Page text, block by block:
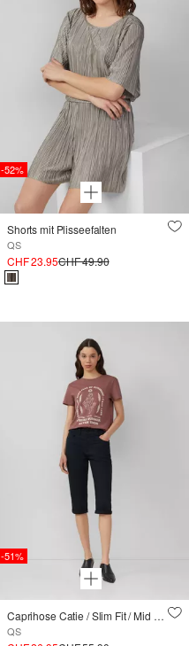
-52%
Shorts mit Plisseefalten
QS
CHF 23.95CHF 49.90
-51%
Caprihose Catie / Slim Fit / Mid Rise
QS